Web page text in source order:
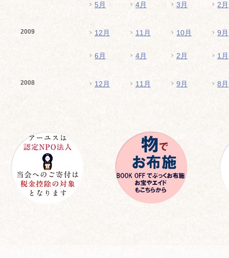
5月 4月 3月 2月
2009 12月 11月 10月 9月
6月 4月 2月 1月
2008 12月 11月 9月 8月